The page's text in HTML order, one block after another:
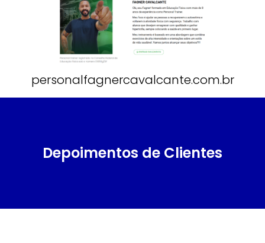
personalfagnercavalcante.com.br
Depoimentos de Clientes